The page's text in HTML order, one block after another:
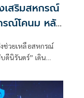
เสริมสหกรณ์
รณ์โคนม หลัง
ยมงบ กพส.
ศษเสริม
งช่วยเหลือสหกรณ์
ดีนิรันดร์” เดิน
ต่ำไว้ 350 ล้านบาท
พคล่องดำเนินธุรกิจ